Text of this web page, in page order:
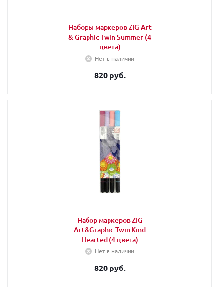
Наборы маркеров ZIG Art
& Graphic Twin Summer (4
цвета)
Нет в наличии
820 руб.
Набор маркеров ZIG
Art&Graphic Twin Kind
Hearted (4 цвета)
Нет в наличии
820 руб.